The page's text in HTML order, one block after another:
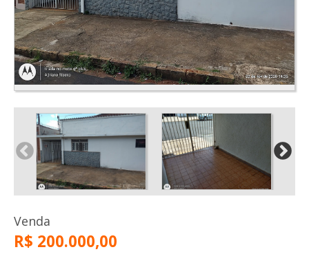
Venda
R$ 200.000,00